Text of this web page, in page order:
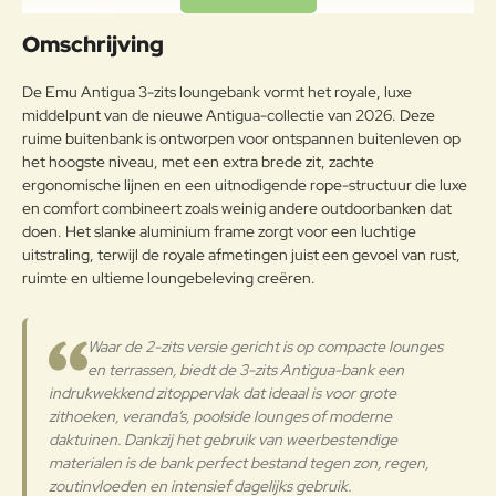
Aluminium
Aluminiumlegeringen,
weersomstandigheden te
weerstaan en met poeder gelakt.
Onderhoudsadvies
Aluminium
Om het product lange tijd in
uitstekende staat te houden, raden
we aan om het correct en
regelmatig te reinigen. Verricht de
reiniging vaker op plaatsen die
Het wordt aanbevolen om de
oppervlakken met een zachte doek
en met water of neutrale
reinigingsmiddelen te reinigen. De
langdurige en continue
blootstelling aan intense uv-
straling of aan erg lage
Uw naam:
g:
Note:HTML-code wordt niet vertaald!
Waardering:
Waarderin
g:
Slecht Goed
Omschrijving
De Emu Antigua 3-zits loungebank vormt het royale, luxe
middelpunt van de nieuwe Antigua-collectie van 2026. Deze
ruime buitenbank is ontworpen voor ontspannen buitenleven op
het hoogste niveau, met een extra brede zit, zachte
ergonomische lijnen en een uitnodigende rope-structuur die luxe
en comfort combineert zoals weinig andere outdoorbanken dat
doen. Het slanke aluminium frame zorgt voor een luchtige
uitstraling, terwijl de royale afmetingen juist een gevoel van rust,
ruimte en ultieme loungebeleving creëren.
Waar de 2-zits versie gericht is op compacte lounges
en terrassen, biedt de 3-zits Antigua-bank een
indrukwekkend zitoppervlak dat ideaal is voor grote
zithoeken, veranda’s, poolside lounges of moderne
daktuinen. Dankzij het gebruik van weerbestendige
materialen is de bank perfect bestand tegen zon, regen,
zoutinvloeden en intensief dagelijks gebruik.